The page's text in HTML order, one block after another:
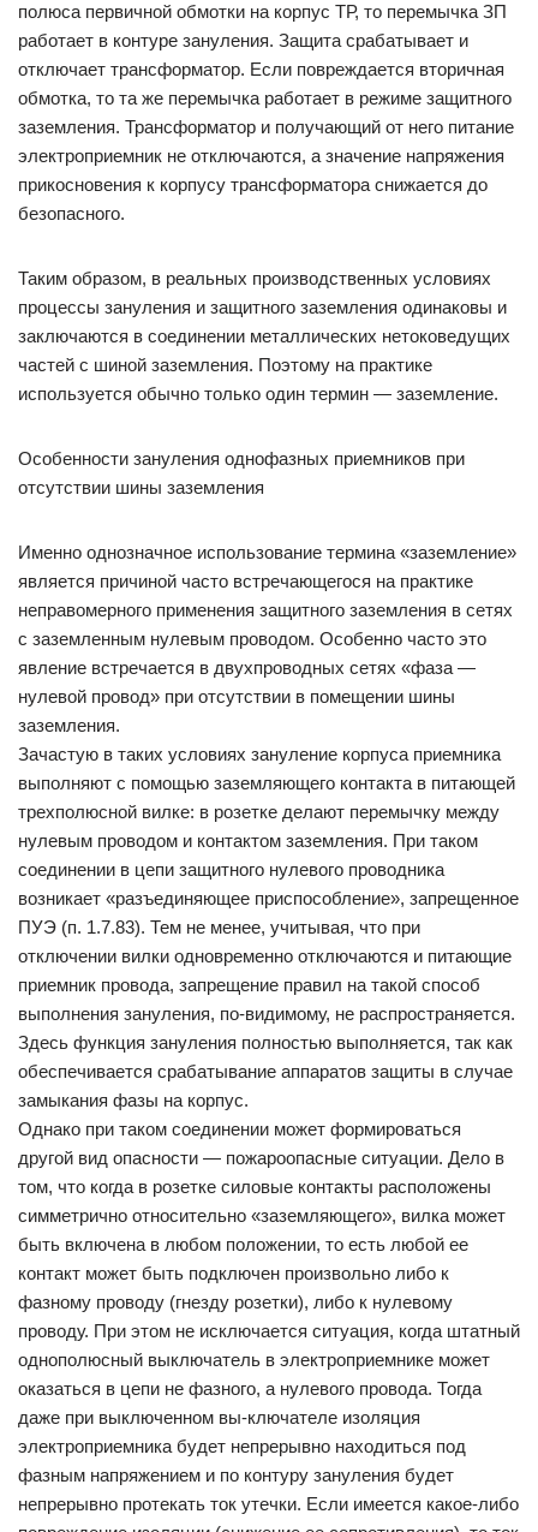
полюса первичной обмотки на корпус ТР, то перемычка ЗП
работает в контуре зануления. Защита срабатывает и
отключает трансформатор. Если повреждается вторичная
обмотка, то та же перемычка работает в режиме защитного
заземления. Трансформатор и получающий от него питание
электроприемник не отключаются, а значение напряжения
прикосновения к корпусу трансформатора снижается до
безопасного.
Таким образом, в реальных производственных условиях
процессы зануления и защитного заземления одинаковы и
заключаются в соединении металлических нетоковедущих
частей с шиной заземления. Поэтому на практике
используется обычно только один термин — заземление.
Особенности зануления однофазных приемников при
отсутствии шины заземления
Именно однозначное использование термина «заземление»
является причиной часто встречающегося на практике
неправомерного применения защитного заземления в сетях
с заземленным нулевым проводом. Особенно часто это
явление встречается в двухпроводных сетях «фаза —
нулевой провод» при отсутствии в помещении шины
заземления.
Зачастую в таких условиях зануление корпуса приемника
выполняют с помощью заземляющего контакта в питающей
трехполюсной вилке: в розетке делают перемычку между
нулевым проводом и контактом заземления. При таком
соединении в цепи защитного нулевого проводника
возникает «разъединяющее приспособление», запрещенное
ПУЭ (п. 1.7.83). Тем не менее, учитывая, что при
отключении вилки одновременно отключаются и питающие
приемник провода, запрещение правил на такой способ
выполнения зануления, по-видимому, не распространяется.
Здесь функция зануления полностью выполняется, так как
обеспечивается срабатывание аппаратов защиты в случае
замыкания фазы на корпус.
Однако при таком соединении может формироваться
другой вид опасности — пожароопасные ситуации. Дело в
том, что когда в розетке силовые контакты расположены
симметрично относительно «заземляющего», вилка может
быть включена в любом положении, то есть любой ее
контакт может быть подключен произвольно либо к
фазному проводу (гнезду розетки), либо к нулевому
проводу. При этом не исключается ситуация, когда штатный
однополюсный выключатель в электроприемнике может
оказаться в цепи не фазного, а нулевого провода. Тогда
даже при выключенном вы-ключателе изоляция
электроприемника будет непрерывно находиться под
фазным напряжением и по контуру зануления будет
непрерывно протекать ток утечки. Если имеется какое-либо